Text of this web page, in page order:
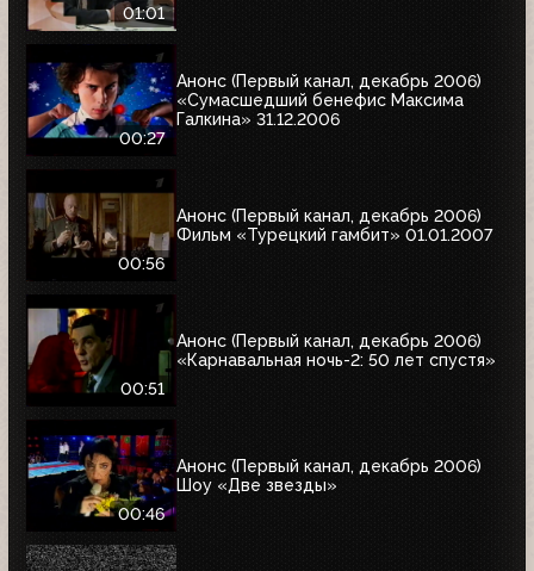
01:01
00:27
Анонс (Первый канал, декабрь 2006)
«Сумасшедший бенефис Максима
Галкина» 31.12.2006
00:56
Анонс (Первый канал, декабрь 2006)
Фильм «Турецкий гамбит» 01.01.2007
00:51
Анонс (Первый канал, декабрь 2006)
«Карнавальная ночь-2: 50 лет спустя»
00:46
Анонс (Первый канал, декабрь 2006)
Шоу «Две звезды»